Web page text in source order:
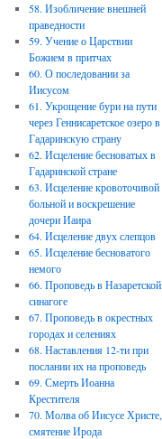
58. Изобличение внешней
праведности
59. Учение о Царствии
Божием в притчах
60. О последовании за
Иисусом
61. Укрощение бури на пути
через Геннисаретское озеро в
Гадаринскую страну
62. Исцеление бесноватых в
Гадаринской стране
63. Исцеление кровоточивой
больной и воскрешение
дочери Иаира
64. Исцеление двух слепцов
65. Исцеление бесноватого
немого
66. Проповедь в Назаретской
синагоге
67. Проповедь в окрестных
городах и селениях
68. Наставления 12-ти при
послании их на проповедь
69. Смерть Иоанна
Крестителя
70. Молва об Иисусе Христе,
смятение Ирода